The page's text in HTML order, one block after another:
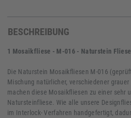
BESCHREIBUNG
1 Mosaikfliese - M-016 - Naturstein
Die Naturstein Mosaikfliesen M-016
Mischung natürlicher, verschiedener
machen diese Mosaikfliesen zu einer sehr
Natursteinfliese. Wie alle unsere
im Interlock- Verfahren handgefertigt,